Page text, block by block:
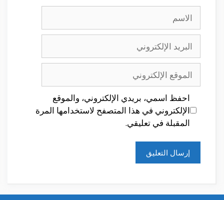
الإلكتروني
الإلكتروني
احفظ اسمي، بريدي الإلكتروني، والموقع
الإلكتروني في هذا المتصفح لاستخدامها المرة
المقبلة في تعليقي.